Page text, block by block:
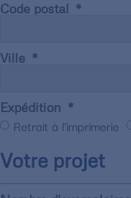
Code postal
Ville
Expédition
Retrait à l'imprimerie
Votre projet